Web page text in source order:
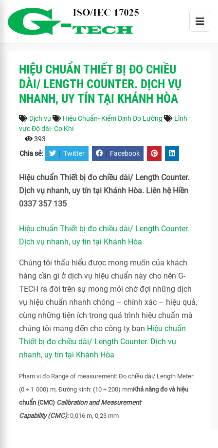
HIỆU CHUẨN THIẾT BỊ ĐO CHIỀU
DÀI/ LENGTH COUNTER. DỊCH VỤ
NHANH, UY TÍN TẠI KHÁNH HÒA
Dịch vụ Hiệu Chuẩn- Kiểm Định Đo Lường
Lĩnh
vực Độ dài- Cơ Khí
-
393
Chia sẻ: | Twitter | Facebook
Hiệu chuẩn Thiết bị đo chiều dài/ Length Counter.
Dịch vụ nhanh, uy tín tại Khánh Hòa. Liên hệ Hiền
0337 357 135
Hiệu chuẩn Thiết bị đo chiều dài/ Length Counter.
Dịch vụ nhanh, uy tín tại Khánh Hòa
Chúng tôi thấu hiểu được mong muốn của khách
hàng cần gì ở dịch vụ hiệu chuẩn này cho nên G-
TECH ra đời trên sự mong mỏi chờ đợi những dịch
vụ hiệu chuẩn nhanh chóng – chính xác – hiệu quả,
cùng những tiện ích trong quá trình hiệu chuẩn mà
chúng tôi mang đến cho công ty bạn Hiệu chuẩn
Thiết bị đo chiều dài/ Length Counter. Dịch vụ
nhanh, uy tín tại Khánh Hòa
Phạm vi đo Range of measurement: Đo chiều dài/ Length Meter:
(0 ÷ 1 000) m, Đường kính: (10 ÷ 200) mmKhả năng đo và hiệu
chuẩn (CMC) Calibration and Measurement
Capability(CMC):0,016 m, 0,23 mm